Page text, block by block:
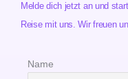
Melde dich jetzt an und
Reise mit uns. Wir freuen
Name